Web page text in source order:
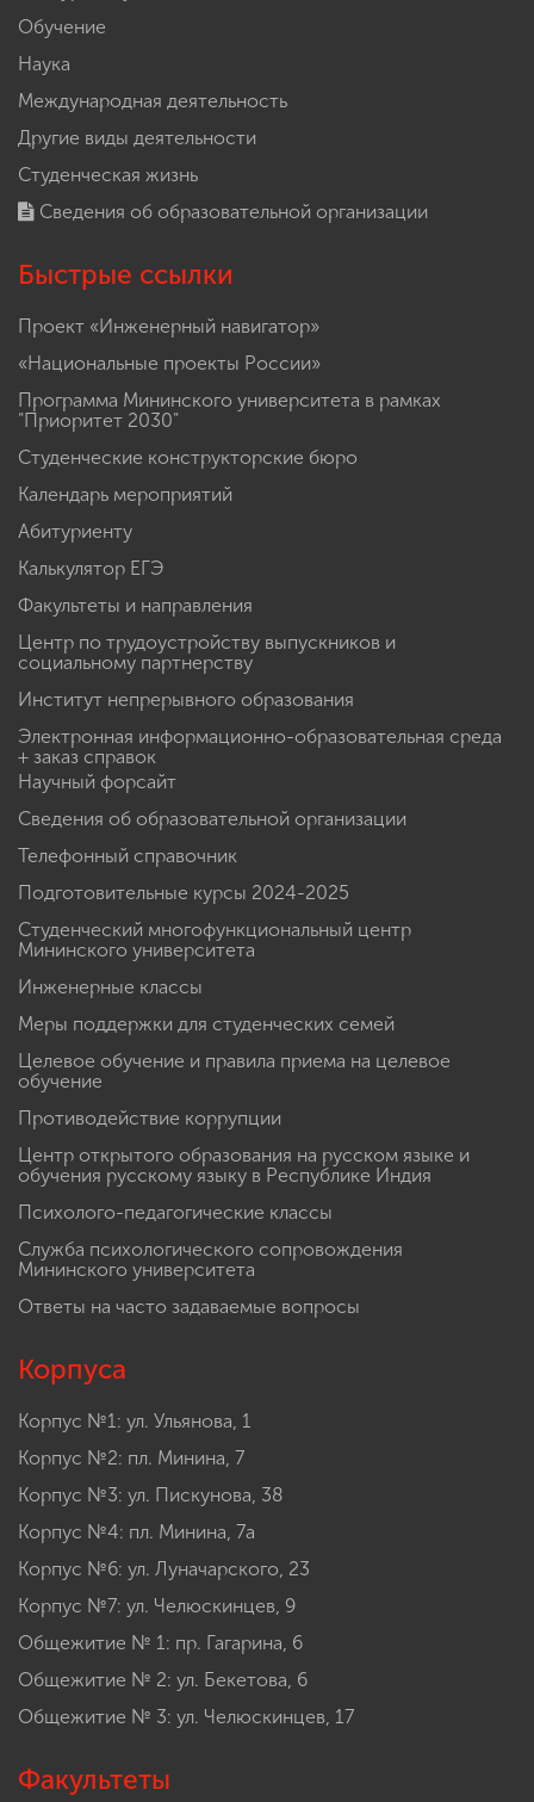
Обучение
Наука
Международная деятельность
Другие виды деятельности
Студенческая жизнь
Сведения об образовательной организации
Быстрые ссылки
Проект «Инженерный навигатор»
«Национальные проекты России»
Программа Мининского университета в рамках
"Приоритет 2030"
Студенческие конструкторские бюро
Календарь мероприятий
Абитуриенту
Калькулятор ЕГЭ
Факультеты и направления
Центр по трудоустройству выпускников и
социальному партнерству
Институт непрерывного образования
Электронная информационно-образовательная среда
+ заказ справок
Научный форсайт
Сведения об образовательной организации
Телефонный справочник
Подготовительные курсы 2024-2025
Студенческий многофункциональный центр
Мининского университета
Инженерные классы
Меры поддержки для студенческих семей
Целевое обучение и правила приема на целевое
обучение
Противодействие коррупции
Центр открытого образования на русском языке и
обучения русскому языку в Республике Индия
Психолого-педагогические классы
Служба психологического сопровождения
Мининского университета
Ответы на часто задаваемые вопросы
Корпуса
Корпус №1: ул. Ульянова, 1
Корпус №2: пл. Минина, 7
Корпус №3: ул. Пискунова, 38
Корпус №4: пл. Минина, 7а
Корпус №6: ул. Луначарского, 23
Корпус №7: ул. Челюскинцев, 9
Общежитие № 1: пр. Гагарина, 6
Общежитие № 2: ул. Бекетова, 6
Общежитие № 3: ул. Челюскинцев, 17
Факультеты